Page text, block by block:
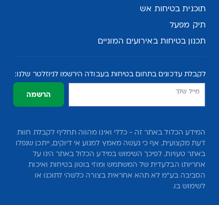
תוכנית בטיחות אש
תיק מפעל
תכנון בטיחות באירועים המוניים
לקבלת עדכונים בתחום בטיחות בעבודה הירשמו לניוזלטר שלנו:
הרשמה
המידע הכלול באתר זה - כללי ואינו מהווה תחליף לקבלת חוות
דעת מקצועית. אף כי נעשה מאמץ למנוע אי דיוקים, ייתכן שנפלו
באתר טעויות. לפיכך השימוש במידע הכלול באתר הינו על
אחריותו הבלעדית של המשתמש ומוזי בוטון בטיחות ואיכות
הסביבה בע"מ לא תהא אחראית בצורה כלשהי לתוכנו או
לשימוש בו.